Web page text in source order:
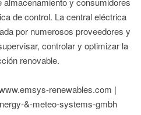
de control. La central eléctrica
por numerosos proveedores y
controlar y optimizar la
renovable.
renewables.com |
&-meteo-systems-gmbh